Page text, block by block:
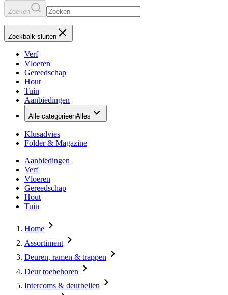
Zoeken
Zoekbalk sluiten
Verf
Vloeren
Gereedschap
Hout
Tuin
Aanbiedingen
Alle categorieënAlles
Klusadvies
Folder & Magazine
Aanbiedingen
Verf
Vloeren
Gereedschap
Hout
Tuin
Home
Assortiment
Deuren, ramen & trappen
Deur toebehoren
Intercoms & deurbellen